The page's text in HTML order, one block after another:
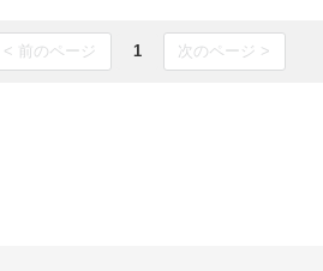
< 前のページ 1 次のページ >